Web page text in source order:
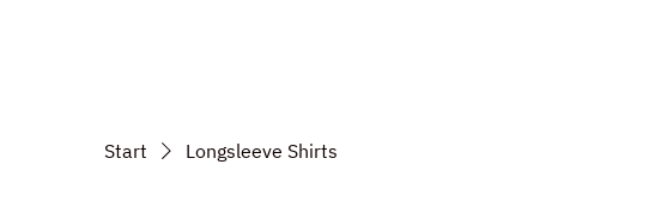
Start Longsleeve Shirts